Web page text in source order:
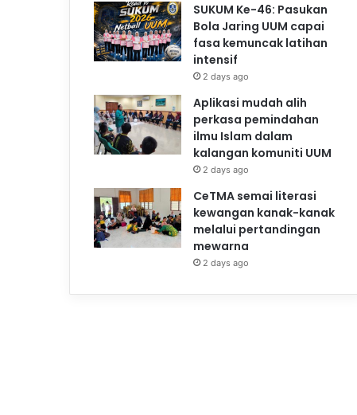
SUKUM Ke-46: Pasukan
Bola Jaring UUM capai
fasa kemuncak latihan
intensif
2 days ago
Aplikasi mudah alih
perkasa pemindahan
ilmu Islam dalam
kalangan komuniti UUM
2 days ago
CeTMA semai literasi
kewangan kanak-kanak
melalui pertandingan
mewarna
2 days ago